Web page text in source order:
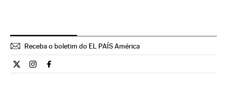
Receba o boletim do EL PAÍS América
Cultura El País Brasil en Twitter
Cultura El País Brasil en Instagram
Cultura El País Brasil en Facebook